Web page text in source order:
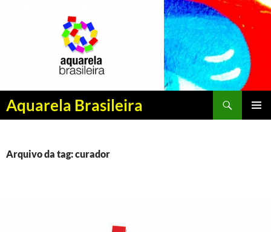
Aquarela Brasileira
Pesquisar
PULAR
CONTEÚDO
Arquivo da tag: curador